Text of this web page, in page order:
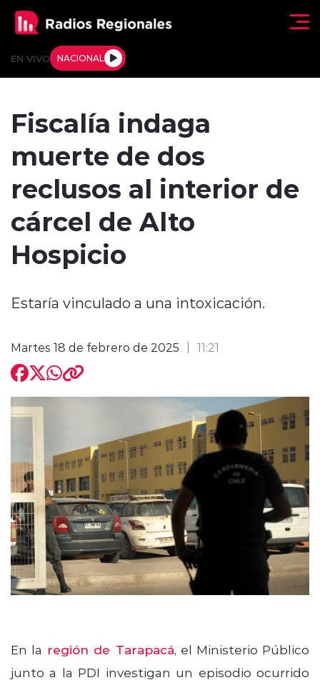
EN VIVO NACIONAL
Deportes
Internacional
Entrevistas
Fiscalía indaga
muerte de dos
reclusos al interior de
cárcel de Alto
Hospicio
Estaría vinculado a una intoxicación.
Martes 18 de febrero de 2025 11:21
En la región de Tarapacá, el Ministerio Público
junto a la PDI investigan un episodio ocurrido